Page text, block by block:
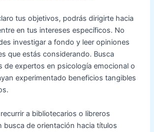
tus objetivos, podrás dirigirte hacia
en tus intereses específicos. No
investigar a fondo y leer opiniones
que estás considerando. Busca
de expertos en psicología emocional o
experimentado beneficios tangibles
a bibliotecarios o libreros
busca de orientación hacia títulos